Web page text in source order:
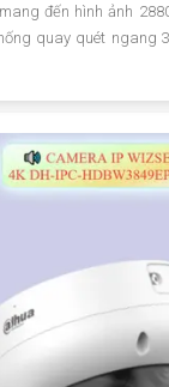
đến hình ảnh
quay quét ngang